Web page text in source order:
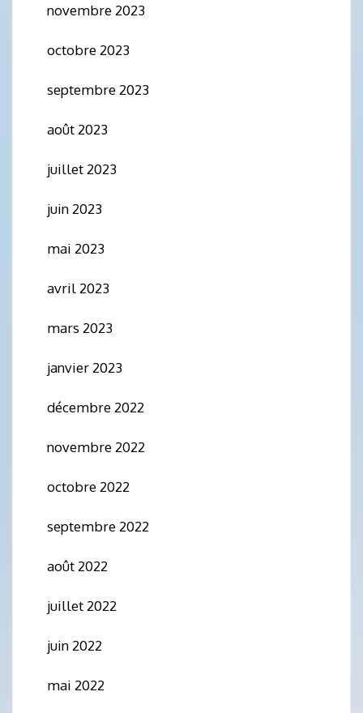
novembre 2023
octobre 2023
septembre 2023
août 2023
juillet 2023
juin 2023
mai 2023
avril 2023
mars 2023
janvier 2023
décembre 2022
novembre 2022
octobre 2022
septembre 2022
août 2022
juillet 2022
juin 2022
mai 2022